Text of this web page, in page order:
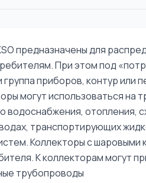
предназначены для
При этом под
приборов, контур или
могут использоваться на
водоснабжения, отопления,
транспортирующих
Коллекторы с
К коллекторам могут
трубопроводы